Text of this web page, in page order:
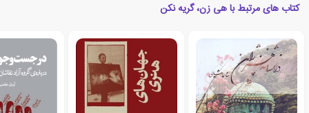
کتاب های مرتبط با هی زن، گریه نکن